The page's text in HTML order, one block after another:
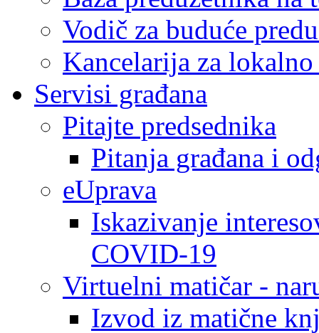
Vodič za buduće
Kancelarija za
Servisi građana
Pitajte predsednika
Pitanja građana i
eUprava
Iskazivanje
COVID-19
Virtuelni matičar -
Izvod iz matične